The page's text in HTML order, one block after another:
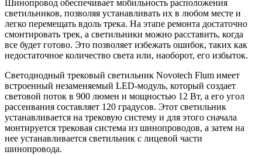
Шинопровод обеспечивает мобильность расположения
светильников, позволяя устанавливать их в любом месте и
легко перемещать вдоль трека. На этапе ремонта достаточно
смонтировать трек, а светильники можно расставить, когда
все будет готово. Это позволяет избежать ошибок, таких как
недостаточное количество света или, наоборот, его избыток.
Светодиодный трековый светильник Novotech Flum имеет
встроенный незаменяемый LED-модуль, который создает
световой поток в 900 люмен и мощностью 12 Вт, а его угол
рассеивания составляет 120 градусов. Этот светильник
устанавливается на трековую систему и для этого сначала
монтируется трековая система из шинопроводов, а затем на
нее устанавливается светильник с лицевой части
шинопровода.